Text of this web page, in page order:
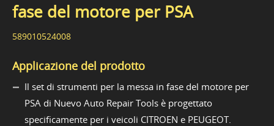
fase del motore per PSA
589010524008
Applicazione del prodotto
Il set di strumenti per la messa in fase del motore per
PSA di Nuevo Auto Repair Tools è progettato
specificamente per i veicoli CITROEN e PEUGEOT.